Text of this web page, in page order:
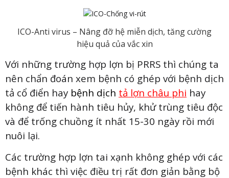
ICO-Anti virus – Nâng đỡ hệ miễn dịch, tăng cường
hiệu quả của vắc xin
Với những trường hợp lợn bị PRRS thì chúng ta
nên chẩn đoán xem bệnh có ghép với bệnh dịch
tả cổ điển hay bệnh dịch tả lợn châu phi hay
không để tiến hành tiêu hủy, khử trùng tiêu độc
và để trống chuồng ít nhất 15-30 ngày rồi mới
nuôi lại.
Các trường hợp lợn tai xạnh không ghép với các
bệnh khác thì việc điều trị rất đơn giản bằng bộ